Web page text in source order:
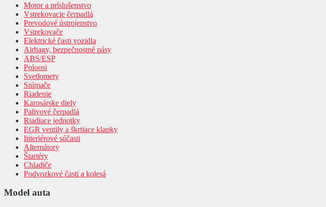
Motor a príslušenstvo
Vstrekovacie čerpadlá
Prevodové ústrojenstvo
Vstrekovače
Elektrické časti vozidla
Airbagy, bezpečnostné pásy
ABS/ESP
Poloosi
Svetlomety
Snímače
Riadenie
Karosárske diely
Palivové čerpadlá
Riadiace jednotky
EGR ventily a škrtiace klapky
Interiérové súčasti
Alternátory
Štartéry
Chladiče
Podvozkové časti a kolesá
Model auta